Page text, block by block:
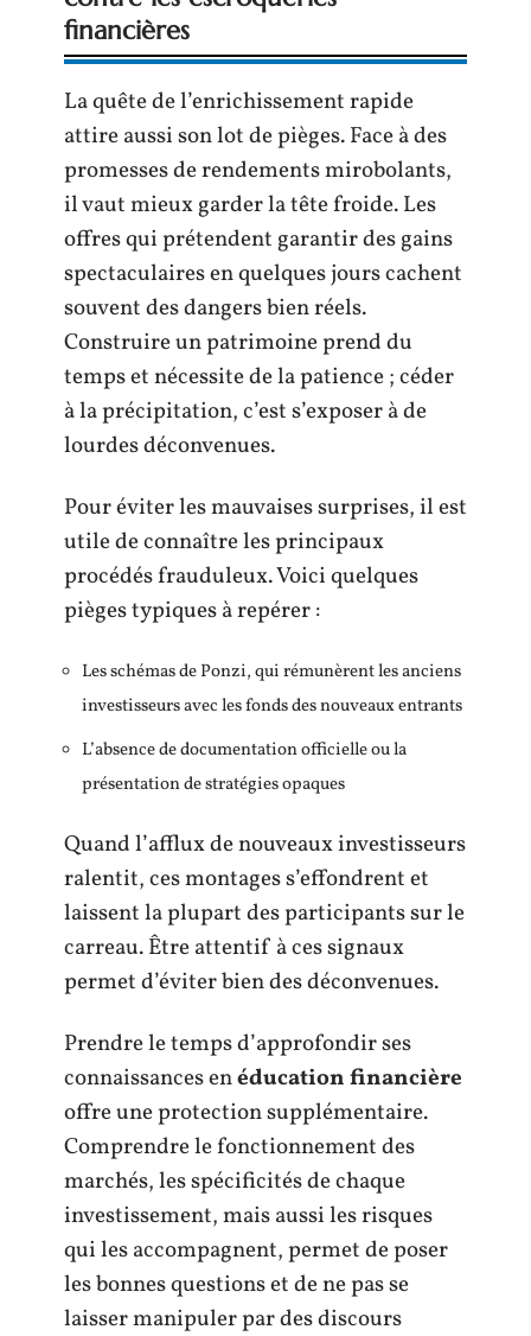
financières
La quête de l’enrichissement rapide
attire aussi son lot de pièges. Face à des
promesses de rendements mirobolants,
il vaut mieux garder la tête froide. Les
offres qui prétendent garantir des gains
spectaculaires en quelques jours cachent
souvent des dangers bien réels.
Construire un patrimoine prend du
temps et nécessite de la patience ; céder
à la précipitation, c’est s’exposer à de
lourdes déconvenues.
Pour éviter les mauvaises surprises, il est
utile de connaître les principaux
procédés frauduleux. Voici quelques
pièges typiques à repérer :
Les schémas de Ponzi, qui rémunèrent les anciens
investisseurs avec les fonds des nouveaux entrants
L’absence de documentation officielle ou la
présentation de stratégies opaques
Quand l’afflux de nouveaux investisseurs
ralentit, ces montages s’effondrent et
laissent la plupart des participants sur le
carreau. Être attentif à ces signaux
permet d’éviter bien des déconvenues.
Prendre le temps d’approfondir ses
connaissances enéducation financière
offre une protection supplémentaire.
Comprendre le fonctionnement des
marchés, les spécificités de chaque
investissement, mais aussi les risques
qui les accompagnent, permet de poser
les bonnes questions et de ne pas se
laisser manipuler par des discours